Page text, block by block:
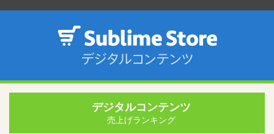
デジタルコンテンツ
売上げランキング